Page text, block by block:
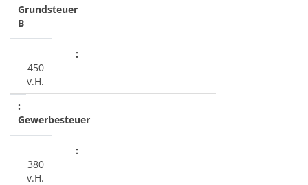
Grundsteuer
B
450
v.H.
Gewerbesteuer
380
v.H.